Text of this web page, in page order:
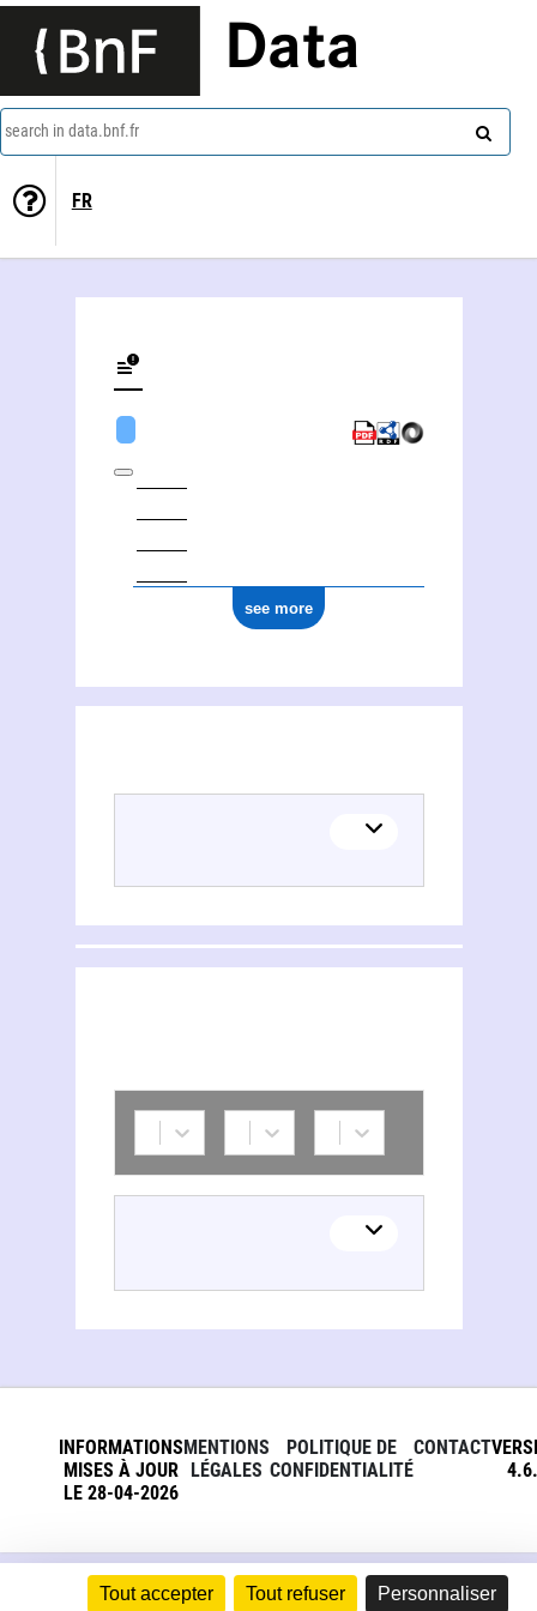
Tout accepter Tout refuser Personnaliser
Data
search in data.bnf.fr
FR
see more
INFORMATIONS
MISES À JOUR
LE 28-04-2026
MENTIONS
LÉGALES
POLITIQUE DE
CONFIDENTIALITÉ
CONTACT